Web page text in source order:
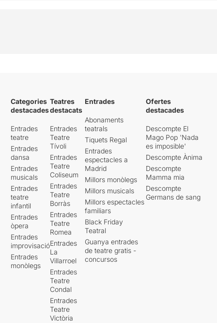
Categories
destacades
Entrades
teatre
Entrades
dansa
Entrades
musicals
Entrades
teatre
infantil
Entrades
òpera
Entrades
improvisació
Entrades
monòlegs
Teatres
destacats
Entrades
Teatre
Tívoli
Entrades
Teatre
Coliseum
Entrades
Teatre
Borràs
Entrades
Teatre
Romea
Entrades
La
Villarroel
Entrades
Teatre
Condal
Entrades
Teatre
Victòria
Entrades
Abonaments
teatrals
Tiquets Regal
Entrades
espectacles a
Madrid
Millors monòlegs
Millors musicals
Millors espectacles
familiars
Black Friday
Teatral
Guanya entrades
de teatre gratis -
concursos
Ofertes
destacades
Descompte El
Mago Pop 'Nada
es imposible'
Descompte Ànima
Descompte
Mamma mia
Descompte
Germans de sang